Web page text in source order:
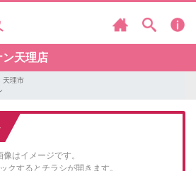
天理店
天理市
像はイメージです。
クするとチラシが開きます。